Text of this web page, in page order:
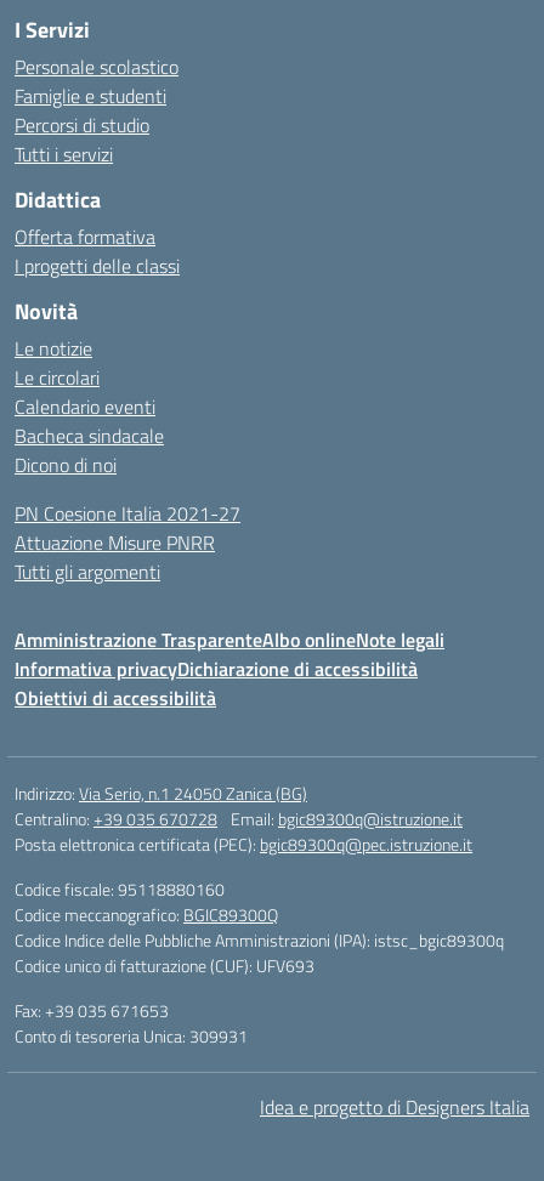
I Servizi
Personale scolastico
Famiglie e studenti
Percorsi di studio
Tutti i servizi
Didattica
Offerta formativa
I progetti delle classi
Novità
Le notizie
Le circolari
Calendario eventi
Bacheca sindacale
Dicono di noi
PN Coesione Italia 2021-27
Attuazione Misure PNRR
Tutti gli argomenti
Amministrazione TrasparenteAlbo onlineNote legali
Informativa privacyDichiarazione di accessibilità
Obiettivi di accessibilità
Indirizzo:Via Serio, n.1 24050 Zanica (BG)
Centralino:+39 035 670728 Email: bgic89300q@istruzione.it
Posta elettronica certificata (PEC): bgic89300q@pec.istruzione.it
Codice fiscale: 95118880160
Codice meccanografico: BGIC89300Q
Codice Indice delle Pubbliche Amministrazioni (IPA): istsc_bgic89300q
Codice unico di fatturazione (CUF): UFV693
Fax: +39 035 671653
Conto di tesoreria Unica: 309931
Idea e progetto di Designers Italia